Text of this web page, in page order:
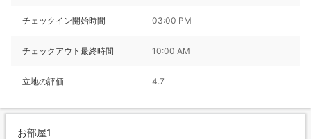
チェックイン開始時間 03:00 PM
チェックアウト最終時間 10:00 AM
立地の評価 4.7
お部屋1